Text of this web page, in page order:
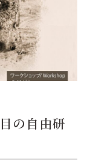
の自由研